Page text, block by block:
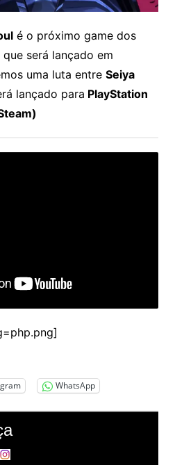
é o próximo game dos
será lançado em
uma luta entre Seiya
lançado para PlayStation
WhatsApp